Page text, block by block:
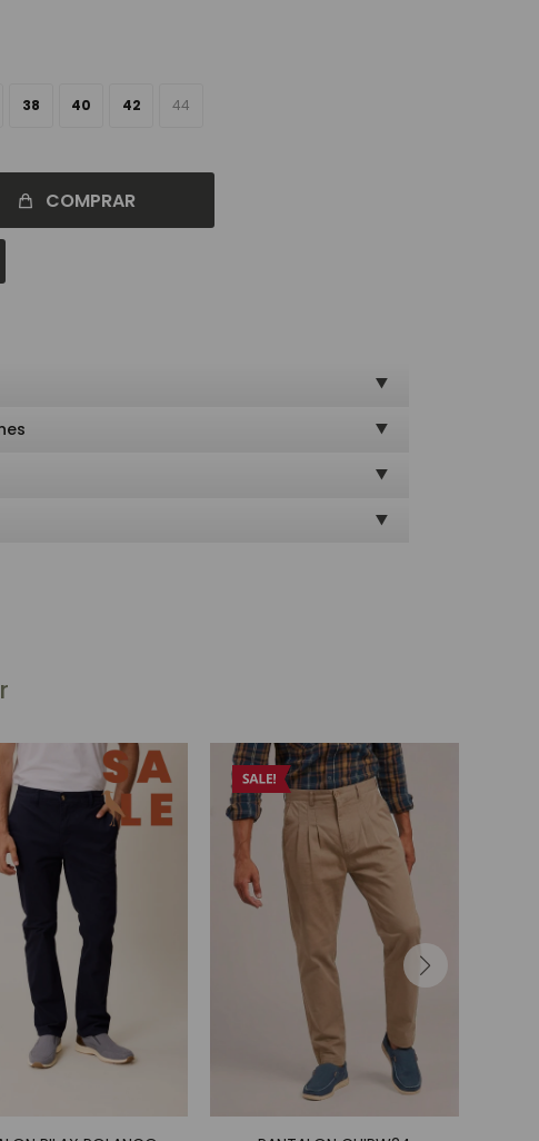
38 40 42 44
COMPRAR